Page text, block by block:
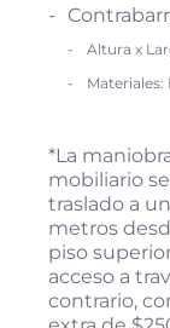
Altura x
Materiales:
*La
mobiliario
traslado a
metros
piso
acceso a
contrario,